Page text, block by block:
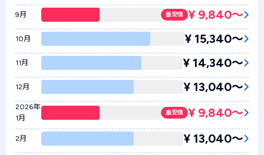
9月 最安値 ¥ 9,840〜
10月 ¥ 15,340〜
11月 ¥ 14,340〜
12月 ¥ 13,040〜
2026年
1月
最安値 ¥ 9,840〜
2月 ¥ 13,040〜